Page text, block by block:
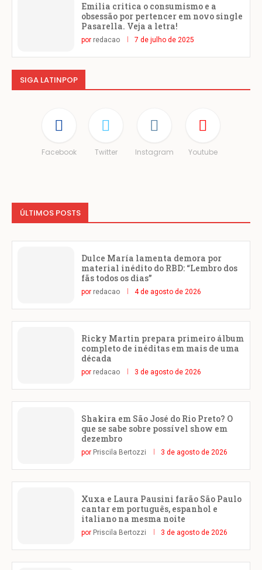
Emilia critica o consumismo e a
obsessão por pertencer em novo single
Pasarella. Veja a letra!
por redacao 7 de julho de 2025
SIGA LATINPOP
Facebook Twitter Instagram Youtube
ÚLTIMOS POSTS
Dulce María lamenta demora por
material inédito do RBD: “Lembro dos
fãs todos os dias”
por redacao 4 de agosto de 2026
Ricky Martin prepara primeiro álbum
completo de inéditas em mais de uma
década
por redacao 3 de agosto de 2026
Shakira em São José do Rio Preto? O
que se sabe sobre possível show em
dezembro
por Priscila Bertozzi 3 de agosto de 2026
Xuxa e Laura Pausini farão São Paulo
cantar em português, espanhol e
italiano na mesma noite
por Priscila Bertozzi 3 de agosto de 2026